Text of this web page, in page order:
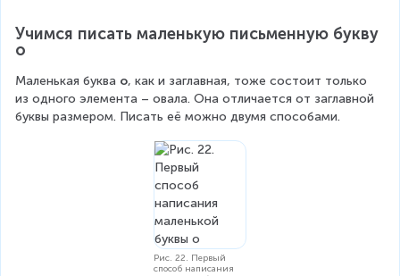
Учимся писать маленькую письменную букву
о
Маленькая буква о, как и заглавная, тоже состоит только
из одного элемента – овала. Она отличается от заглавной
буквы размером. Писать её можно двумя способами.
Рис. 22. Первый
способ написания